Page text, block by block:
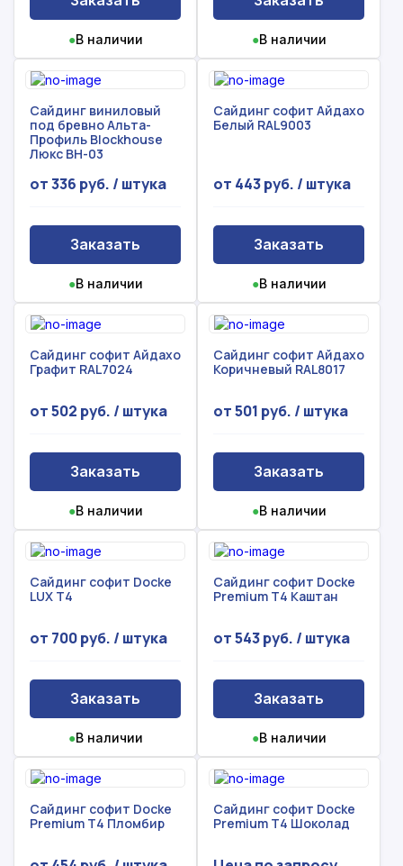
●В наличии ●В наличии
Сайдинг виниловый
под бревно Альта-
Профиль Blockhouse
Люкс BH-03
от 336 руб. / штука
Заказать
●В наличии
Сайдинг софит Айдахо
Белый RAL9003
от 443 руб. / штука
Заказать
●В наличии
Сайдинг софит Айдахо
Графит RAL7024
от 502 руб. / штука
Заказать
●В наличии
Сайдинг софит Айдахо
Коричневый RAL8017
от 501 руб. / штука
Заказать
●В наличии
Сайдинг софит Docke
LUX Т4
от 700 руб. / штука
Заказать
●В наличии
Сайдинг софит Docke
Premium Т4 Каштан
от 543 руб. / штука
Заказать
●В наличии
Сайдинг софит Docke
Premium Т4 Пломбир
Сайдинг софит Docke
Premium Т4 Шоколад